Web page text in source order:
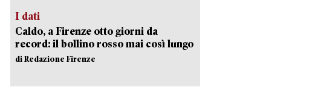
I dati
Caldo, a Firenze otto giorni da
record: il bollino rosso mai così lungo
di Redazione Firenze